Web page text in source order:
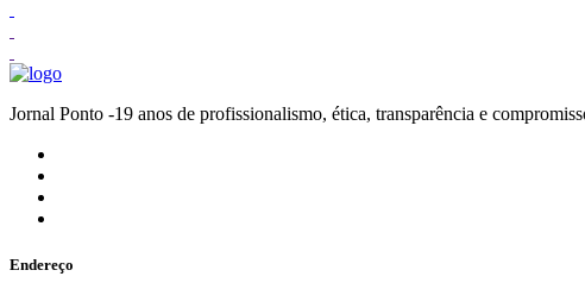
Jornal Ponto -19 anos de profissionalismo, ética, transparência e
Endereço